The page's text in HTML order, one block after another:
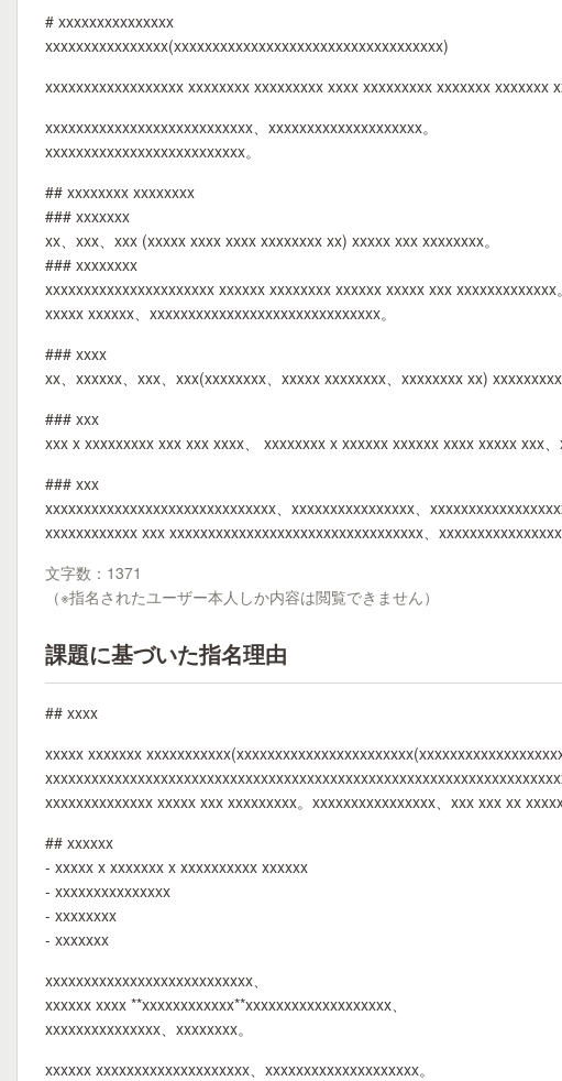
# xxxxxxxxxxxxxxx
xxxxxxxxxxxxxxxx(xxxxxxxxxxxxxxxxxxxxxxxxxxxxxxxxxxx)
xxxxxxxxxxxxxxxxxx xxxxxxxx xxxxxxxxx xxxx xxxxxxxxx xxxxxxx xxxxxxx
xxxxxxxxxxxxxxxxxxxxxxxxxxx、xxxxxxxxxxxxxxxxxxxx。
xxxxxxxxxxxxxxxxxxxxxxxxxx。
## xxxxxxxx xxxxxxxx
### xxxxxxx
xx、xxx、xxx (xxxxx xxxx xxxx xxxxxxxx xx) xxxxx xxx xxxxxxxx。
### xxxxxxxx
xxxxxxxxxxxxxxxxxxxxxx xxxxxx xxxxxxxx xxxxxx xxxxx xxx xxxxxxxxxxxxx。
xxxxx xxxxxx、xxxxxxxxxxxxxxxxxxxxxxxxxxxxxx。
### xxxx
xx、xxxxxx、xxx、xxx(xxxxxxxx、xxxxx xxxxxxxx、xxxxxxxx xx)
### xxx
xxx x xxxxxxxxx xxx xxx xxxx、 xxxxxxxx x xxxxxx xxxxxx xxxx xxxxx xxx
### xxx
xxxxxxxxxxxxxxxxxxxxxxxxxxxxxx、xxxxxxxxxxxxxxxx、
xxxxxxxxxxxx xxx xxxxxxxxxxxxxxxxxxxxxxxxxxxxxxxxx、
文字数：1371
（※指名されたユーザー本人しか内容は閲覧できません）
課題に基づいた指名理由
## xxxx
xxxxx xxxxxxx
xxxxxxxxxxxxxx xxxxx xxx xxxxxxxxx。xxxxxxxxxxxxxxxx、xxx xxx xx
## xxxxxx
- xxxxx x xxxxxxx x xxxxxxxxxx xxxxxx
- xxxxxxxxxxxxxxx
- xxxxxxxx
- xxxxxxx
xxxxxxxxxxxxxxxxxxxxxxxxxxx、
xxxxxx xxxx **xxxxxxxxxxxx**xxxxxxxxxxxxxxxxxxx、
xxxxxxxxxxxxxxx、xxxxxxxx。
xxxxxx xxxxxxxxxxxxxxxxxxxx、xxxxxxxxxxxxxxxxxxxx。